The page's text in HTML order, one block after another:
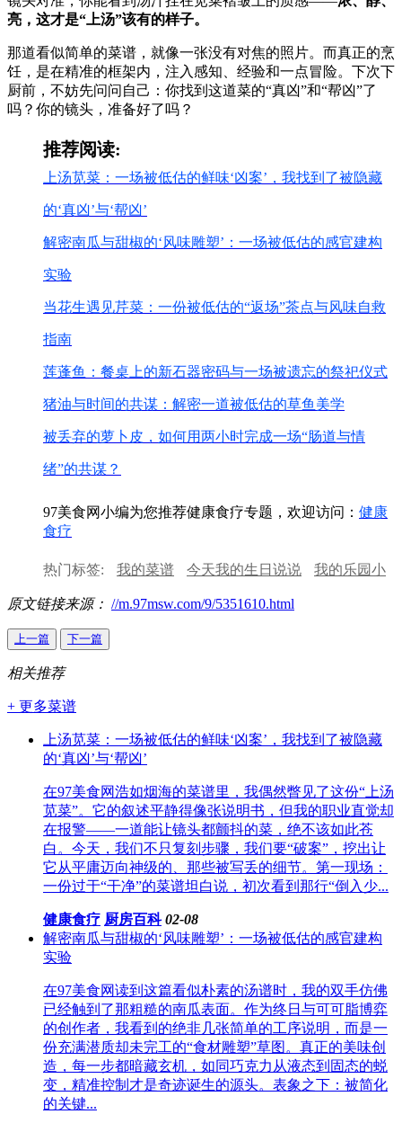
亮，这才是“上汤”该有的样子。
那道看似简单的菜谱，就像一张没有对焦的照片。而真正的烹
饪，是在精准的框架内，注入感知、经验和一点冒险。下次下
厨前，不妨先问问自己：你找到这道菜的“真凶”和“帮凶”了
吗？你的镜头，准备好了吗？
推荐阅读:
上汤苋菜：一场被低估的鲜味‘凶案’，我找到了被隐藏
的‘真凶’与‘帮凶’
解密南瓜与甜椒的‘风味雕塑’：一场被低估的感官建构
实验
当花生遇见芹菜：一份被低估的“返场”茶点与风味自救
指南
莲蓬鱼：餐桌上的新石器密码与一场被遗忘的祭祀仪式
猪油与时间的共谋：解密一道被低估的草鱼美学
被丢弃的萝卜皮，如何用两小时完成一场“肠道与情
绪”的共谋？
97美食网小编为您推荐健康食疗专题，欢迎访问： 健康
食疗
热门标签: 我的菜谱 今天我的生日说说
我的乐园小
与爱情的句子
原文链接来源： //m.97msw.com/9/5351610.html
上一篇 下一篇
相关推荐
+ 更多菜谱
上汤苋菜：一场被低估的鲜味‘凶案’，我找到了被隐藏
的‘真凶’与‘帮凶’
在97美食网浩如烟海的菜谱里，我偶然瞥见了这份“上汤
苋菜”。它的叙述平静得像张说明书，但我的职业直觉却
在报警——一道能让镜头都颤抖的菜，绝不该如此苍
白。今天，我们不只复刻步骤，我们要“破案”，挖出让
它从平庸迈向神级的、那些被写丢的细节。第一现场：
一份过于“干净”的菜谱坦白说，初次看到那行“倒入少...
健康食疗 厨房百科 02-08
解密南瓜与甜椒的‘风味雕塑’：一场被低估的感官建构
实验
在97美食网读到这篇看似朴素的汤谱时，我的双手仿佛
已经触到了那粗糙的南瓜表面。作为终日与可可脂博弈
的创作者，我看到的绝非几张简单的工序说明，而是一
份充满潜质却未完工的“食材雕塑”草图。真正的美味创
造，每一步都暗藏玄机，如同巧克力从液态到固态的蜕
变，精准控制才是奇迹诞生的源头。表象之下：被简化
的关键...